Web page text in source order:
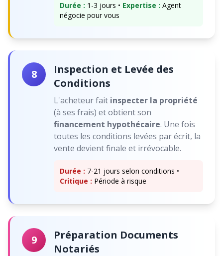
Durée : 1-3 jours • Expertise : Agent
négocie pour vous
8
Inspection et Levée des
Conditions
L'acheteur fait inspecter la propriété
(à ses frais) et obtient son
financement hypothécaire. Une fois
toutes les conditions levées par écrit, la
vente devient finale et irrévocable.
Durée : 7-21 jours selon conditions •
Critique : Période à risque
9
Préparation Documents
Notariés